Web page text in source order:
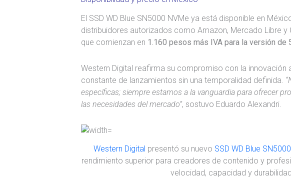
El SSD WD Blue SN5000 NVMe ya está disponible en
distribuidores autorizados como Amazon, Mercado Libre y
que comienzan en 1.160 pesos más IVA para la versión de
Western Digital reafirma su compromiso con la innovación
constante de lanzamientos sin una temporalidad definida.
específicas; siempre estamos a la vanguardia para ofrecer
las necesidades del mercado”, sostuvo Eduardo Alexandri.
Western Digital presentó su nuevo SSD WD Blue
rendimiento superior para creadores de contenido y
velocidad, capacidad y